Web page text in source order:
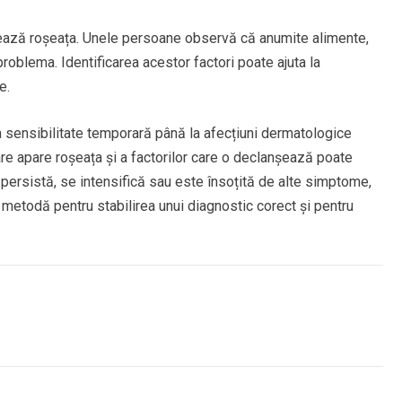
roșeața. Unele persoane observă că anumite alimente,
Identificarea acestor factori poate ajuta la
temporară până la afecțiuni dermatologice
apare roșeața și a factorilor care o declanșează poate
se intensifică sau este însoțită de alte simptome,
pentru stabilirea unui diagnostic corect și pentru